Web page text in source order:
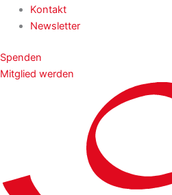
Kontakt
Newsletter
Spenden
Mitglied werden